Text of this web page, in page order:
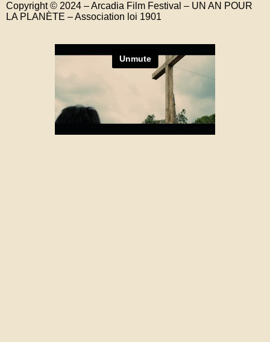
Copyright © 2024 – Arcadia Film Festival – UN AN POUR
LA PLANÈTE – Association loi 1901